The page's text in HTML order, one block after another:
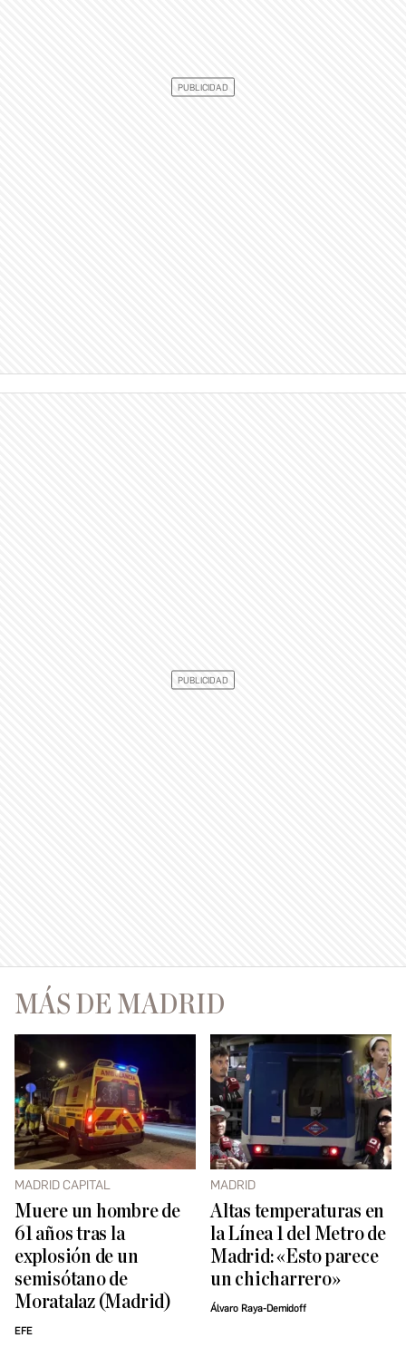
MÁS DE MADRID
MADRID CAPITAL
Muere un hombre de
61 años tras la
explosión de un
semisótano de
Moratalaz (Madrid)
EFE
MADRID
Altas temperaturas en
la Línea 1 del Metro de
Madrid: «Esto parece
un chicharrero»
Álvaro Raya-Demidoff